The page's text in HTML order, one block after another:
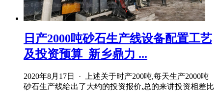
日产2000吨砂石生产线设备配置工艺
及投资预算_新乡鼎力 ...
2020年8月17日 · 上述关于时产200吨,每天生产2000吨
砂石生产线给出了大约的投资报价,总的来讲投资相差比